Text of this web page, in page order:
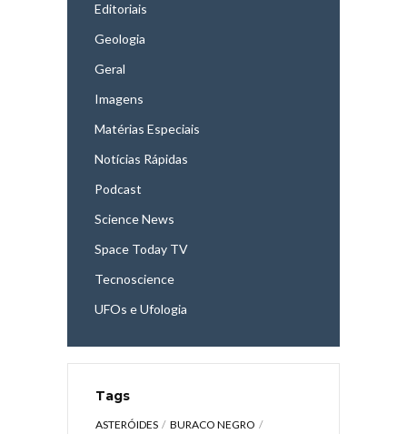
Editoriais
Geologia
Geral
Imagens
Matérias Especiais
Notícias Rápidas
Podcast
Science News
Space Today TV
Tecnoscience
UFOs e Ufologia
Tags
ASTERÓIDES
BURACO NEGRO